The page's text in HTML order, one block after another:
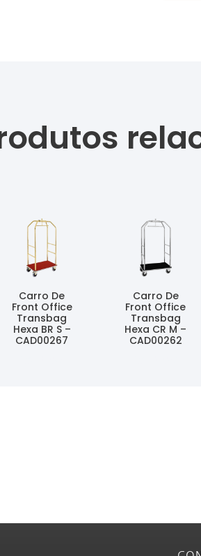
Carro De
Front Office
Transbag
Hexa BR S –
CAD00267
Carro De
Front Office
Transbag
Hexa CR M –
CAD00262